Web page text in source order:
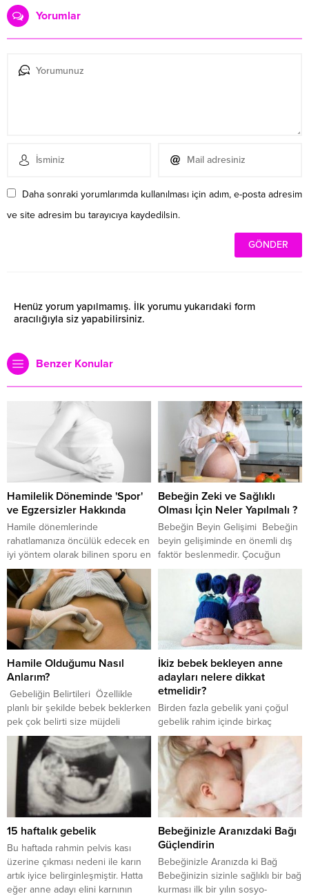
Yorumlar
Daha sonraki yorumlarımda kullanılması için adım, e-posta adresim
ve site adresim bu tarayıcıya kaydedilsin.
Henüz yorum yapılmamış. İlk yorumu yukarıdaki form
aracılığıyla siz yapabilirsiniz.
Benzer Konular
Hamilelik Döneminde 'Spor'
ve Egzersizler Hakkında
Hamile dönemlerinde
rahatlamanıza öncülük edecek en
iyi yöntem olarak bilinen sporu en
düzenli şekilde yaparak
döneminizin biraz daha rahat
geçmesini sağlayabilirsiniz. Sancılı
günlerin imdadına koşan düzenli
spor hareketleri ile 2 günde bir
en az 20-30 dakika yaparak
sağlıklı yaşama sahip olabilirsiniz.
Egzersiz hareketleri, hamile
sancıları, bel ağrıları, uykusuzluk,
bacaklarda kasılmalar gibi...
Bebeğin Zeki ve Sağlıklı
Olması İçin Neler Yapılmalı ?
Bebeğin Beyin Gelişimi Bebeğin
beyin gelişiminde en önemli dış
faktör beslenmedir. Çocuğun
hamilelik dönemi ve doğumdan 6
yaşına kadar olan dönemindeki
beslenmesiyle doğrudan ilişkili
olduğu bilinmektedir. Hamilelikte
ve bebeğin ilk aylarındaki bu özel
dönemi en verimli şekilde
geçirerek onun zeka gelişimine
katkıda bulunabiliriz. Hatta bazen
gebelerimize, bebeğin...
Hamile Olduğumu Nasıl
Anlarım?
Gebeliğin Belirtileri Özellikle
planlı bir şekilde bebek beklerken
pek çok belirti size müjdeli
haberin göstergesiymiş gibi
gelebilir. Sıklıkla görülen bu
erken belirtilerin ne olduğunu ve
ne anlama geldiğini merak
ediyorsunuz değil mi? Kadın
Hastalıkları ve Doğum Uzmanı Dr.
Deniz Gökalp tüm detaylarıyla
gebeliğin erken belirtileri
konusunda bizleri aydınlattı.
Unutmayın, erken...
İkiz bebek bekleyen anne
adayları nelere dikkat
etmelidir?
Birden fazla gebelik yani çoğul
gebelik rahim içinde birkaç
spermin aynı anda döllenmesidir.
Anne ve baba adayları bir bebek
beklerken birden fazla bebek
sahibi olma sevincini aynı anda
yaşayabilmektedirler. Bu sevinç
en çok yıllarca anne baba olmayı
istemiş ama bir türlü olamamış
ailelerde daha çok yaşanmaktadır.
İkiz bebek bekleyen annelerin...
15 haftalık gebelik
Bu haftada rahmin pelvis kası
üzerine çıkması nedeni ile karın
artık iyice belirginleşmiştir. Hatta
eğer anne adayı elini karnının
Bebeğinizle Aranızdaki Bağı
Güçlendirin
Bebeğinizle Aranızda ki Bağ
Bebeğinizin sizinle sağlıklı bir bağ
kurması ilk bir yılın sosyo-